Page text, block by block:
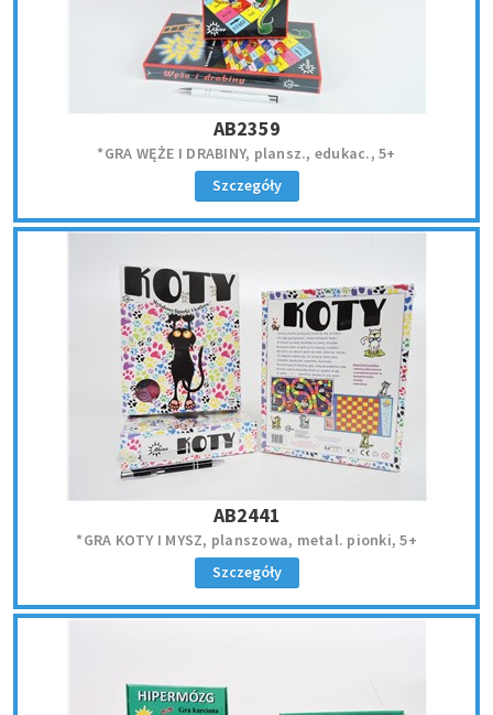
AB2359
*GRA WĘŻE I DRABINY, plansz., edukac., 5+
Szczegóły
AB2441
*GRA KOTY I MYSZ, planszowa, metal. pionki, 5+
Szczegóły